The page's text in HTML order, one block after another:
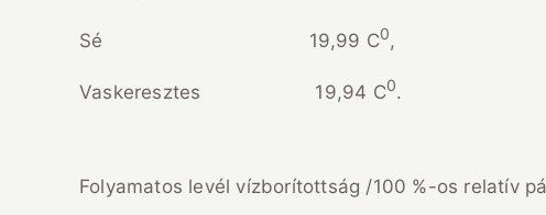
Sé 19,99 C0,
Vaskeresztes 19,94 C0.
Folyamatos levél vízborítottság /100 %-os relatív